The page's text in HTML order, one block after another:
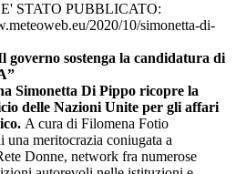
STATO PUBBLICATO:
2020/10/simonetta-di-
governo sostenga la candidatura di
Simonetta Di Pippo ricopre la
delle Nazioni Unite per gli affari
A cura di Filomena Fotio
una meritocrazia coniugata a
Donne, network fra numerose